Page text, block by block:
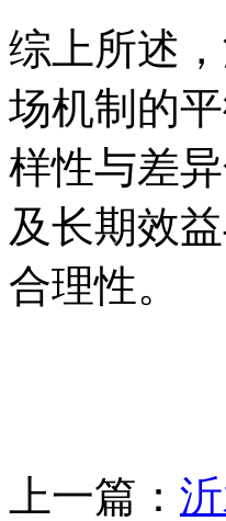
综上所述
场机制的
样性与差
及长期效
合理性。
上一篇：